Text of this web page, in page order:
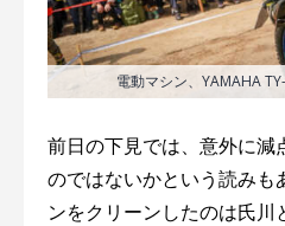
電動マシン、YAMAHA
前日の下見では、意外に減
のではないかという読みも
ンをクリーンしたのは氏